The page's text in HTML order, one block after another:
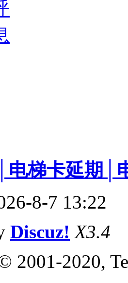
电梯卡延期│
8-7 13:22
Discuz! X3.4
2001-2020,